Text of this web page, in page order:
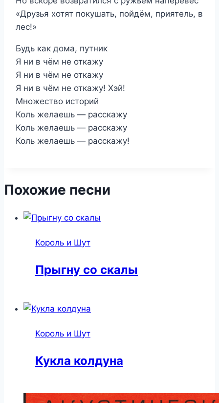
«Друзья хотят покушать, пойдём, приятель, в
лес!»
Будь как дома, путник
Я ни в чём не откажу
Я ни в чём не откажу
Я ни в чём не откажу! Хэй!
Множество историй
Коль желаешь — расскажу
Коль желаешь — расскажу
Коль желаешь — расскажу!
Похожие песни
Король и Шут
Прыгну со скалы
Король и Шут
Кукла колдуна